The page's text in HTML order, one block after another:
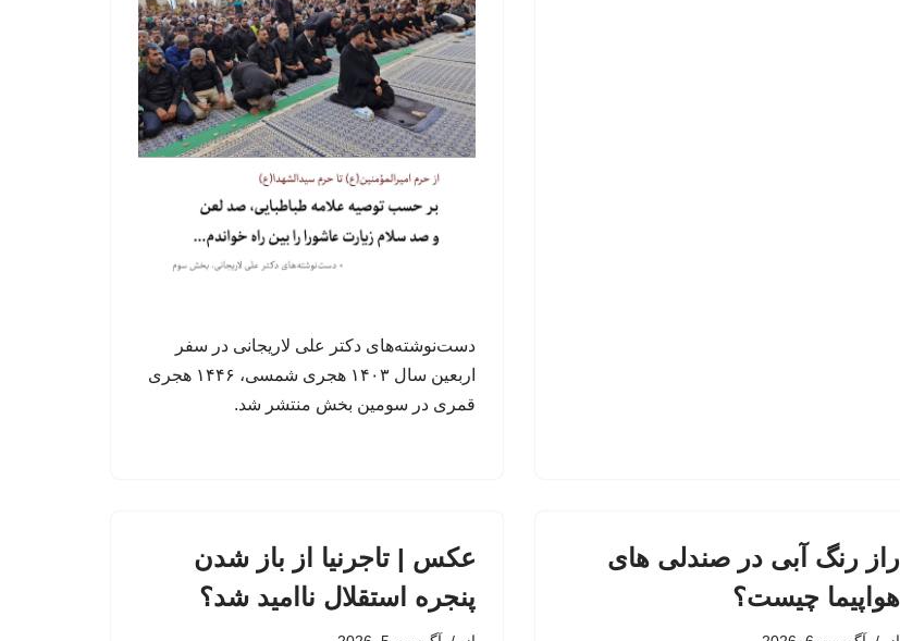
دست‌نوشته‌های دکتر علی لاریجانی در سفر
اربعین سال ۱۴۰۳ هجری شمسی، ۱۴۴۶ هجری
قمری در سومین بخش منتشر شد.
راز رنگ آبی در صندلی های
هواپیما چیست؟
عکس | تاجرنیا از باز شدن
پنجره استقلال ناامید شد؟